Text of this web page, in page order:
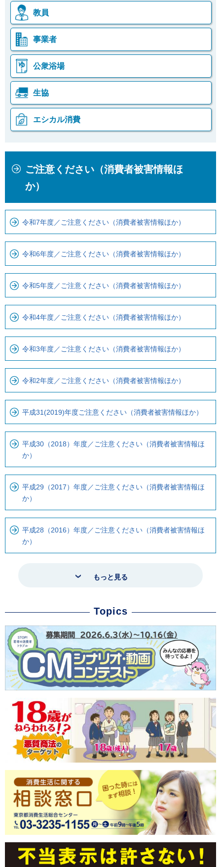
教員
事業者
公衆浴場
生協
エシカル消費
ま
で
で
ロ
ー
カ
ビ
で
す
ご注意ください（消費者被害情報ほ
か）
令和7年度／ご注意ください（消費者被害情報ほか）
令和6年度／ご注意ください（消費者被害情報ほか）
令和5年度／ご注意ください（消費者被害情報ほか）
令和4年度／ご注意ください（消費者被害情報ほか）
令和3年度／ご注意ください（消費者被害情報ほか）
令和2年度／ご注意ください（消費者被害情報ほか）
平成31(2019)年度ご注意ください（消費者被害情報ほか）
平成30（2018）年度／ご注意ください（消費者被害情報ほ
か）
平成29（2017）年度／ご注意ください（消費者被害情報ほ
か）
平成28（2016）年度／ご注意ください（消費者被害情報ほ
か）
もっと見る
Topics